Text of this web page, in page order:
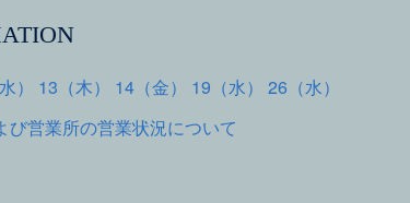
13（木） 14（金） 19（水） 26（水）
び営業所の営業状況について